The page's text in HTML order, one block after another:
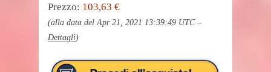
Prezzo: 103,63 €
(alla data del Apr 21, 2021 13:39:49 UTC –
Dettagli)